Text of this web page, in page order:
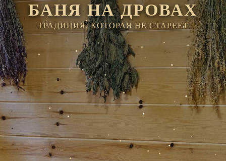
БАНЯ НА ДРОВАХ
ТРАДИЦИЯ, КОТОРАЯ НЕ СТАРЕЕТ